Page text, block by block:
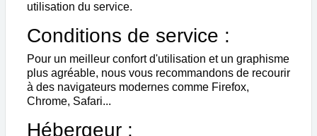
utilisation du service.
Conditions de service :
Pour un meilleur confort d'utilisation et un graphisme
plus agréable, nous vous recommandons de recourir
à des navigateurs modernes comme Firefox,
Chrome, Safari...
Hébergeur :